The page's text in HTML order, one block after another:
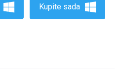
Kupite sada